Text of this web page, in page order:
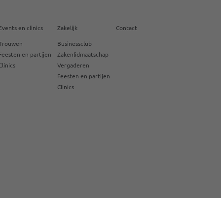
en clinics
en partijen
Zakelijk
Businessclub
Zakenlidmaatschap
Vergaderen
Feesten en partijen
Clinics
Contact